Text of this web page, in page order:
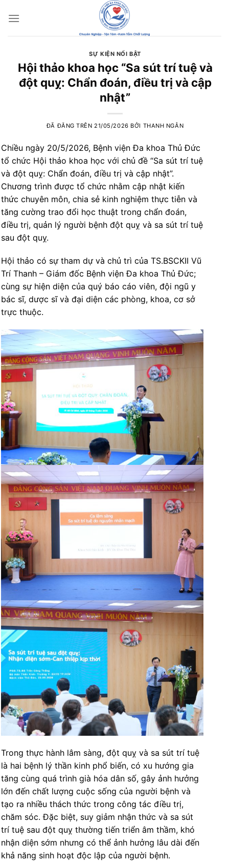
đến
SỰ KIỆN NỔI BẬT
Hội thảo khoa học “Sa sút trí tuệ và
đột quỵ: Chẩn đoán, điều trị và cập
nhật”
ĐÃ ĐĂNG TRÊN 21/05/2026 BỞI THANH NGÂN
Chiều ngày 20/5/2026, Bệnh viện Đa khoa Thủ Đức
tổ chức Hội thảo khoa học với chủ đề “Sa sút trí tuệ
và đột quỵ: Chẩn đoán, điều trị và cập nhật”.
Chương trình được tổ chức nhằm cập nhật kiến
thức chuyên môn, chia sẻ kinh nghiệm thực tiễn và
tăng cường trao đổi học thuật trong chẩn đoán,
điều trị, quản lý người bệnh đột quỵ và sa sút trí tuệ
sau đột quỵ.
Hội thảo có sự tham dự và chủ trì của TS.BSCKII Vũ
Trí Thanh – Giám đốc Bệnh viện Đa khoa Thủ Đức;
cùng sự hiện diện của quý báo cáo viên, đội ngũ y
bác sĩ, dược sĩ và đại diện các phòng, khoa, cơ sở
trực thuộc.
Trong thực hành lâm sàng, đột quỵ và sa sút trí tuệ
là hai bệnh lý thần kinh phổ biến, có xu hướng gia
tăng cùng quá trình già hóa dân số, gây ảnh hưởng
lớn đến chất lượng cuộc sống của người bệnh và
tạo ra nhiều thách thức trong công tác điều trị,
chăm sóc. Đặc biệt, suy giảm nhận thức và sa sút
trí tuệ sau đột quỵ thường tiến triển âm thầm, khó
nhận diện sớm nhưng có thể ảnh hưởng lâu dài đến
khả năng sinh hoạt độc lập của người bệnh.